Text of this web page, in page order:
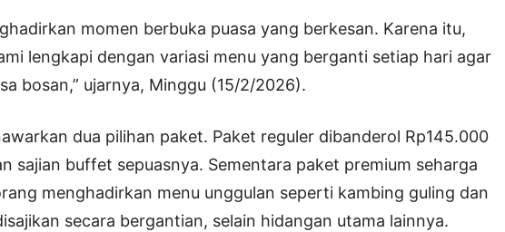
momen berbuka puasa yang berkesan. Karena itu,
lengkapi dengan variasi menu yang berganti setiap hari agar
bosan,” ujarnya, Minggu (15/2/2026).
dua pilihan paket. Paket reguler dibanderol Rp145.000
sajian buffet sepuasnya. Sementara paket premium seharga
menghadirkan menu unggulan seperti kambing guling dan
secara bergantian, selain hidangan utama lainnya.